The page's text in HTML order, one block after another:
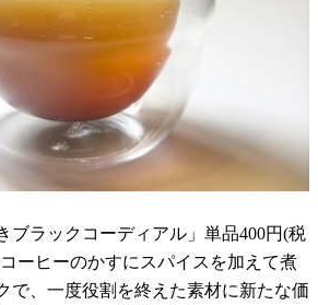
ブラックコーディアル」単品400円(税
ーヒーのかすにスパイスを加えて煮
で、一度役割を終えた素材に新たな価